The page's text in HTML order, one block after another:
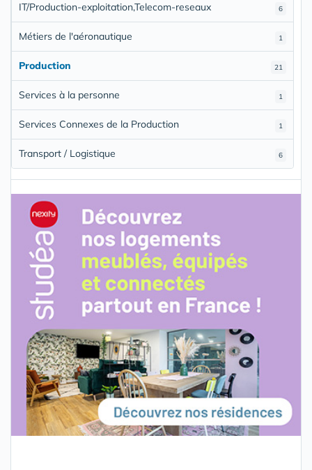
6
IT/Production-exploitation,Telecom-reseaux
1
Métiers de l'aéronautique
21
Production
1
Services à la personne
1
Services Connexes de la Production
6
Transport / Logistique